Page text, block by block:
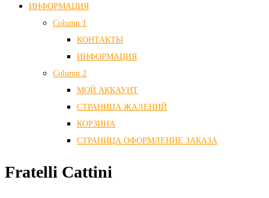
ИНФОРМАЦИЯ
Column 1
КОНТАКТЫ
ИНФОРМАЦИЯ
Column 2
МОЙ АККАУНТ
СТРАНИЦА ЖАЛЕНИЙ
КОРЗИНА
СТРАНИЦА ОФОРМЛЕНИЕ ЗАКАЗА
Fratelli Cattini